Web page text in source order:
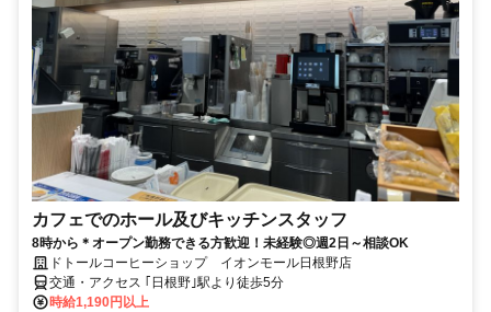
カフェでのホール及びキッチンスタッフ
8時から＊オープン勤務できる方歓迎！未経験◎週2日～相談OK
ドトールコーヒーショップ イオンモール日根野店
交通・アクセス ｢日根野｣駅より徒歩5分
時給1,190円以上